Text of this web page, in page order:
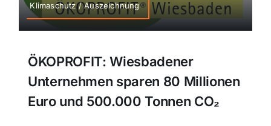
Klimaschutz / Auszeichnung
ÖKOPROFIT: Wiesbadener
Unternehmen sparen 80 Millionen
Euro und 500.000 Tonnen CO₂